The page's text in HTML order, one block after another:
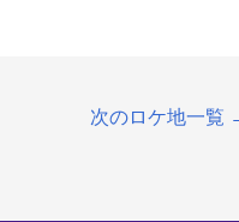
次のロケ地一覧